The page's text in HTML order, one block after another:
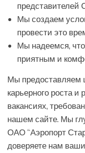
Мы создаем
провести это
Мы надеемся,
приятным и
Мы предоставляем
карьерного роста
вакансиях,
нашем сайте. Мы
ОАО “Аэропорт
доверяете нам